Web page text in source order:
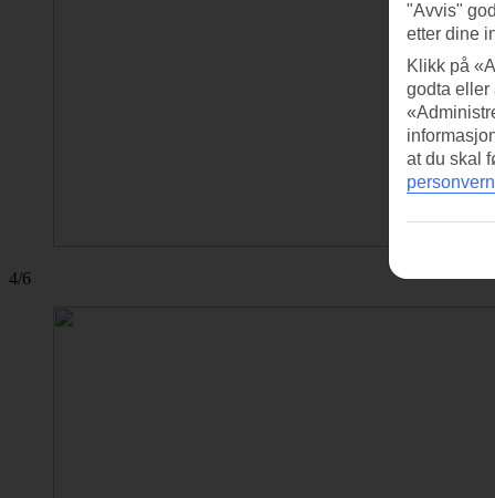
4/6
"Avvis"
etter dine
Klikk på
godta eller
at du skal